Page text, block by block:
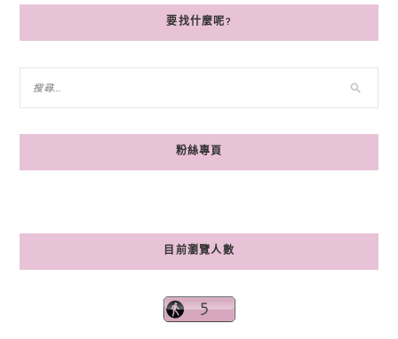
要找什麼呢?
粉絲專頁
目前瀏覽人數